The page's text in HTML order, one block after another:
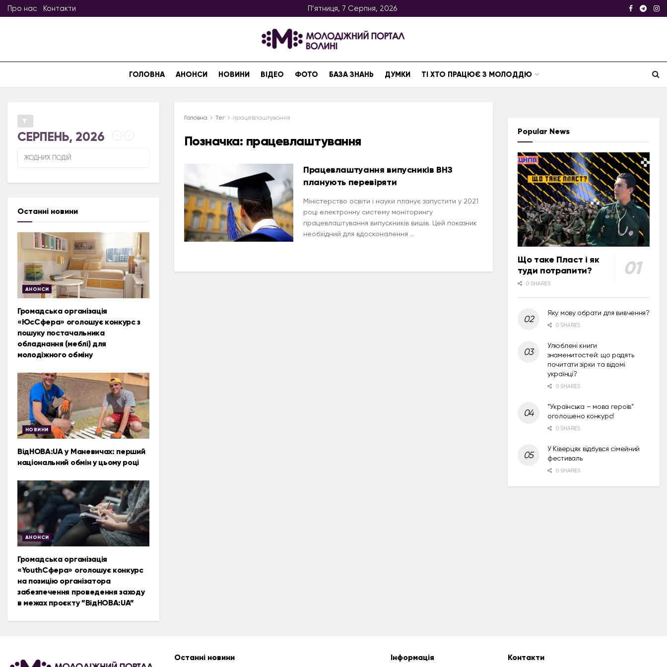
Про нас Контакти П’ятниця, 7 Серпня, 2026
ГОЛОВНА АНОНСИ НОВИНИ ВІДЕО ФОТО БАЗА ЗНАНЬ ДУМКИ ТІ ХТО ПРАЦЮЄ З МОЛОДДЮ
Головна Тег працевлаштування
Позначка: працевлаштування
Працевлаштуання випусників ВНЗ
планують перевіряти
Міністерство освіти і науки планує запустити у 2021
році електронну систему моніторингу
працевлаштування випускників вишів. Цей показник
необхідний для вдосконалення ...
СЕРПЕНЬ, 2026
ЖОДНИХ ПОДІЙ
Останні новини
АНОНСИ
Громадська організація
«ЮсСфера» оголошує конкурс з
пошуку постачальника
обладнання (меблі) для
молодіжного обміну
НОВИНИ
ВідНОВА:UA у Маневичах: перший
національний обмін у цьому році
АНОНСИ
Громадська організація
«YouthСфера» оголошує конкурс
на позицію організатора
забезпечення проведення заходу
в межах проєкту ”ВідНОВА:UA”
Popular News
Що таке Пласт і як
туди потрапити?
0 SHARES
Яку мову обрати для вивчення?
0 SHARES
Улюблені книги
знаменитостей: що радять
почитати зірки та відомі
українці?
0 SHARES
“Українська – мова героїв”
оголошено конкурс!
0 SHARES
У Ківерцях відбувся сімейний
фестиваль
0 SHARES
Останні новини Інформація Контакти